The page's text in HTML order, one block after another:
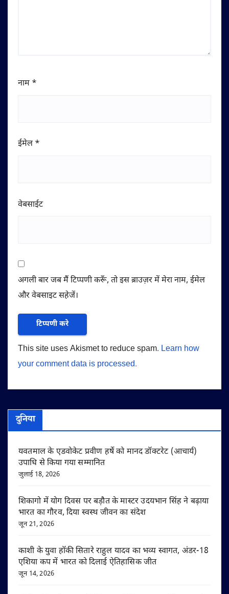
नाम *
ईमेल *
वेबसाईट
अगली बार जब मैं टिप्पणी करूँ, तो इस ब्राउज़र में मेरा नाम, ईमेल
और वेबसाइट सहेजें।
This site uses Akismet to reduce spam. Learn how
your comment data is processed.
दुनिया
यवतमाल के एडवोकेट प्रवीण हर्षे को मानद डॉक्टरेट (आचार्य)
उपाधि से किया गया सम्मानित
जुलाई 18, 2026
शिकागो में योग दिवस पर बड़ौत के मास्टर उदयभान सिंह ने बढ़ाया
भारत का गौरव, दिया स्वस्थ जीवन का संदेश
जून 21, 2026
काशी के युवा हॉकी सितारे राहुल यादव का भव्य स्वागत, अंडर-18
एशिया कप में भारत को दिलाई ऐतिहासिक जीत
जून 14, 2026